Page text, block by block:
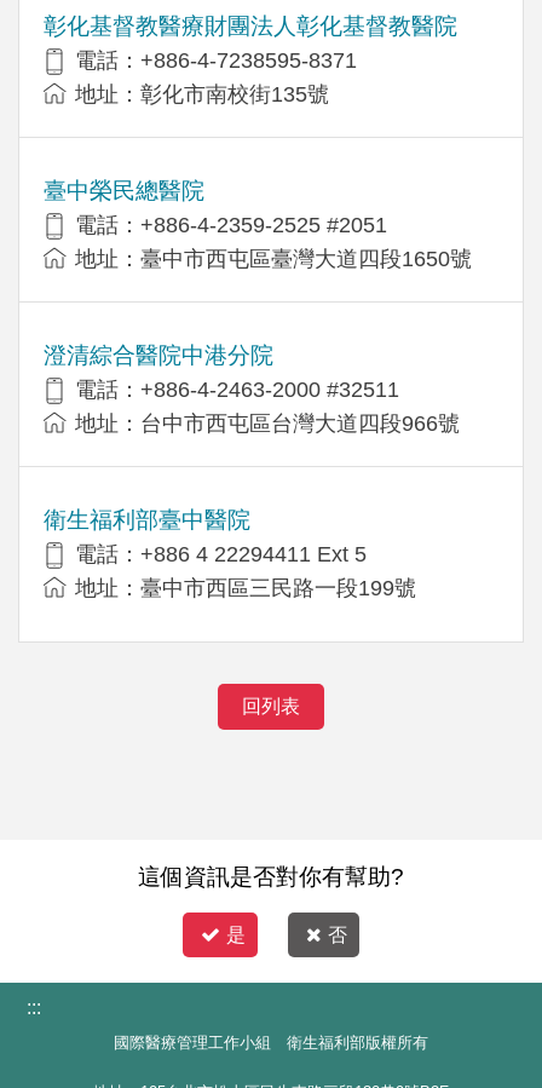
彰化基督教醫療財團法人彰化基督教醫院
電話：+886-4-7238595-8371
地址：彰化市南校街135號
臺中榮民總醫院
電話：+886-4-2359-2525 #2051
地址：臺中市西屯區臺灣大道四段1650號
澄清綜合醫院中港分院
電話：+886-4-2463-2000 #32511
地址：台中市西屯區台灣大道四段966號
衛生福利部臺中醫院
電話：+886 4 22294411 Ext 5
地址：臺中市西區三民路一段199號
回列表
這個資訊是否對你有幫助?
是 否
:::
國際醫療管理工作小組 衛生福利部版權所有